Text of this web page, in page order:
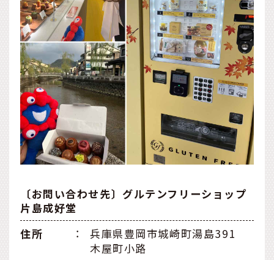
〔お問い合わせ先〕グルテンフリーショップ
片島成好堂
住所
：
兵庫県豊岡市城崎町湯島391
木屋町小路